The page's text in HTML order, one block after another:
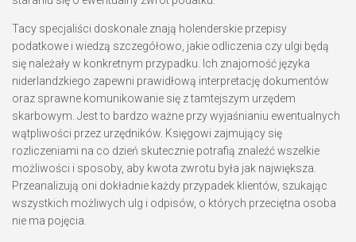
Tacy specjaliści doskonale znają holenderskie przepisy
podatkowe i wiedzą szczegółowo, jakie odliczenia czy ulgi będą
się należały w konkretnym przypadku. Ich znajomość języka
niderlandzkiego zapewni prawidłową interpretację dokumentów
oraz sprawne komunikowanie się z tamtejszym urzędem
skarbowym. Jest to bardzo ważne przy wyjaśnianiu ewentualnych
wątpliwości przez urzędników. Księgowi zajmujący się
rozliczeniami na co dzień skutecznie potrafią znaleźć wszelkie
możliwości i sposoby, aby kwota zwrotu była jak największa.
Przeanalizują oni dokładnie każdy przypadek klientów, szukając
wszystkich możliwych ulg i odpisów, o których przeciętna osoba
nie ma pojęcia.